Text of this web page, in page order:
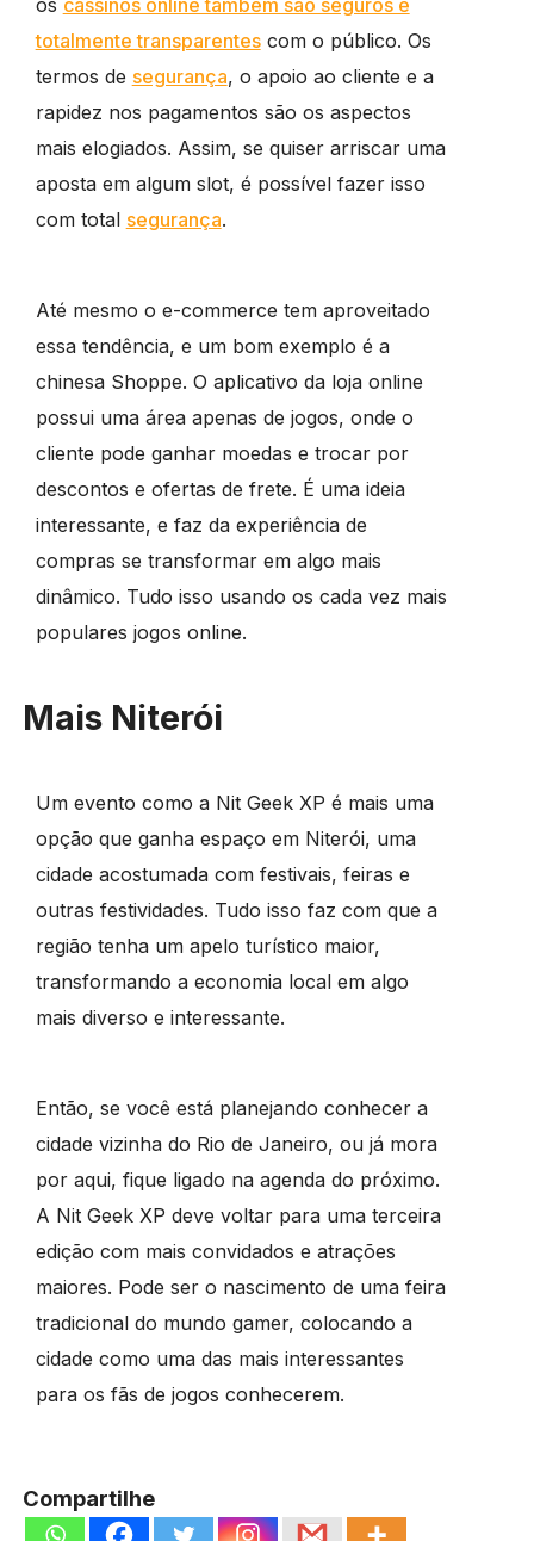
totalmente transparentescom o público. Os
termos de segurança, o apoio ao cliente e a
rapidez nos pagamentos são os aspectos
mais elogiados. Assim, se quiser arriscar uma
aposta em algum slot, é possível fazer isso
com total segurança.
Até mesmo o e-commerce tem aproveitado
essa tendência, e um bom exemplo é a
chinesa Shoppe. O aplicativo da loja online
possui uma área apenas de jogos, onde o
cliente pode ganhar moedas e trocar por
descontos e ofertas de frete. É uma ideia
interessante, e faz da experiência de
compras se transformar em algo mais
dinâmico. Tudo isso usando os cada vez mais
populares jogos online.
Mais Niterói
Um evento como a Nit Geek XP é mais uma
opção que ganha espaço em Niterói, uma
cidade acostumada com festivais, feiras e
outras festividades. Tudo isso faz com que a
região tenha um apelo turístico maior,
transformando a economia local em algo
mais diverso e interessante.
Então, se você está planejando conhecer a
cidade vizinha do Rio de Janeiro, ou já mora
por aqui, fique ligado na agenda do próximo.
A Nit Geek XP deve voltar para uma terceira
edição com mais convidados e atrações
maiores. Pode ser o nascimento de uma feira
tradicional do mundo gamer, colocando a
cidade como uma das mais interessantes
para os fãs de jogos conhecerem.
Compartilhe